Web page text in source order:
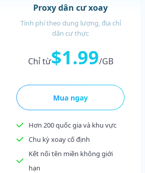
Proxy dân cư xoay
Tính phí theo dung lượng, địa chỉ
dân cư thực
Chỉ từ$1.99/GB
Mua ngay
Hơn 200 quốc gia và khu vực
Chu kỳ xoay cố định
Kết nối tên miền không giới
hạn